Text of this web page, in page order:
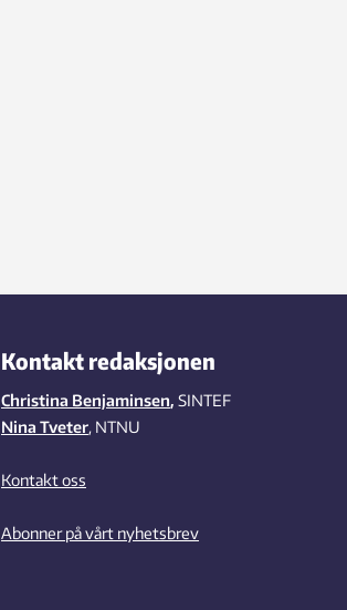
Kontakt redaksjonen
Christina Benjaminsen, SINTEF
Nina Tveter, NTNU
Kontakt oss
Abonner på vårt nyhetsbrev